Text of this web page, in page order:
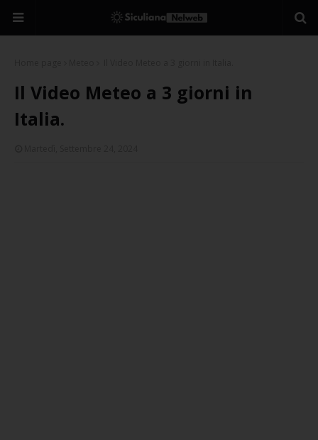
Il Video Meteo a 3 giorni in
Italia.